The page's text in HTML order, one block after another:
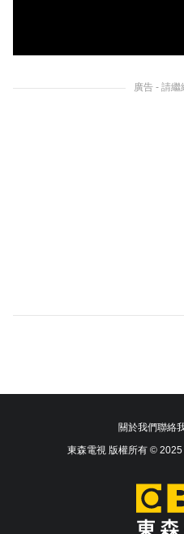
廣告 - 請
關於我們聯絡
東森電視 版權所有 ©